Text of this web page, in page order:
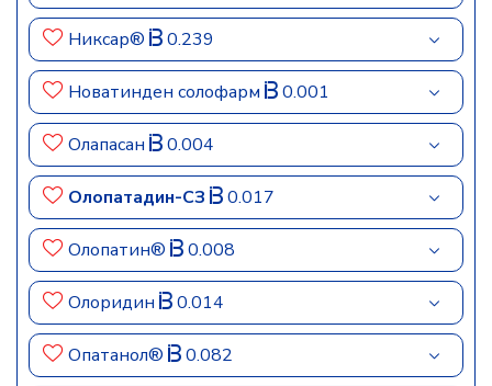
Никсар® 0.239
Новатинден солофарм 0.001
Олапасан 0.004
Олопатадин-СЗ 0.017
Олопатин® 0.008
Олоридин 0.014
Опатанол® 0.082